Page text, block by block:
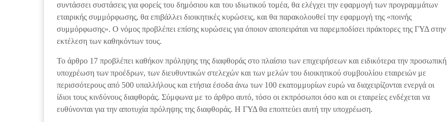
συντάσσει συστάσεις για φορείς του δημόσιου και του ιδιωτικού τομέα, θα ελέγχει την εφαρμογή των προγραμμάτων
εταιρικής συμμόρφωσης, θα επιβάλλει διοικητικές κυρώσεις, και θα παρακολουθεί την εφαρμογή της «ποινής
συμμόρφωσης». Ο νόμος προβλέπει επίσης κυρώσεις για όποιον αποπειράται να παρεμποδίσει πράκτορες της ΓΥΔ στην
εκτέλεση των καθηκόντων τους.
Το άρθρο 17 προβλέπει καθήκον πρόληψης της διαφθοράς στο πλαίσιο των επιχειρήσεων και ειδικότερα την προσωπική
υποχρέωση των προέδρων, των διευθυντικών στελεχών και των μελών του διοικητικού συμβουλίου εταιρειών με
περισσότερους από 500 υπαλλήλους και ετήσια έσοδα άνω των 100 εκατομμυρίων ευρώ να διαχειρίζονται ενεργά οι
ίδιοι τους κινδύνους διαφθοράς. Σύμφωνα με το άρθρο αυτό, τόσο οι εκπρόσωποι όσο και οι εταιρείες ενδέχεται να
ευθύνονται για την αποτυχία πρόληψης της διαφθοράς. Η ΓΥΔ θα εποπτεύει αυτή την υποχρέωση.